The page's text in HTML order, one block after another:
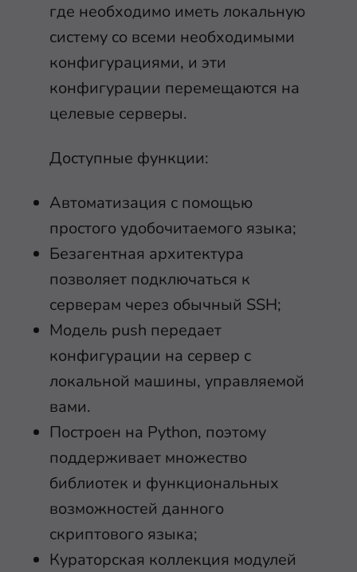
где необходимо иметь локальную
систему со всеми необходимыми
конфигурациями, и эти
конфигурации перемещаются на
целевые серверы.
Доступные функции:
Автоматизация с помощью
простого удобочитаемого языка;
Безагентная архитектура
позволяет подключаться к
серверам через обычный SSH;
Модель push передает
конфигурации на сервер с
локальной машины, управляемой
вами.
Построен на Python, поэтому
поддерживает множество
библиотек и функциональных
возможностей данного
скриптового языка;
Кураторская коллекция модулей